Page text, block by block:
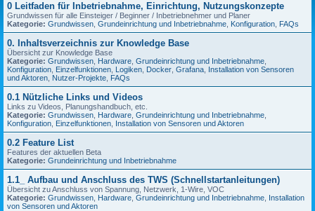
0 Leitfaden für Inbetriebnahme, Einrichtung, Nutzungskonzepte
Grundwissen für alle Einsteiger / Beginner / Inbetriebnehmer und Planer
Kategorie: Grundwissen Grundeinrichtung und Inbetriebnahme Konfiguration FAQs
0. Inhaltsverzeichnis zur Knowledge Base
Übersicht zur Knowledge Base
Kategorie: Grundwissen Hardware Grundeinrichtung und Inbetriebnahme
Konfiguration Einzelfunktionen Logiken Docker Grafana Installation von Sensoren
und Aktoren Nutzer-Projekte FAQs
0.1 Nützliche Links und Videos
Links zu Videos, Planungshandbuch, etc.
Kategorie: Grundwissen Hardware Grundeinrichtung und Inbetriebnahme
Konfiguration Einzelfunktionen Installation von Sensoren und Aktoren
0.2 Feature List
Features der aktuellen Beta
Kategorie: Grundeinrichtung und Inbetriebnahme
1.1_ Aufbau und Anschluss des TWS (Schnellstartanleitungen)
Übersicht zu Anschluss von Spannung, Netzwerk, 1-Wire, VOC
Kategorie: Grundwissen Hardware Grundeinrichtung und Inbetriebnahme Installation
von Sensoren und Aktoren